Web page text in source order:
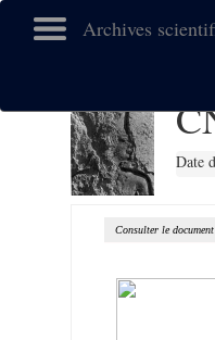
Archives
Date
Consulter le document